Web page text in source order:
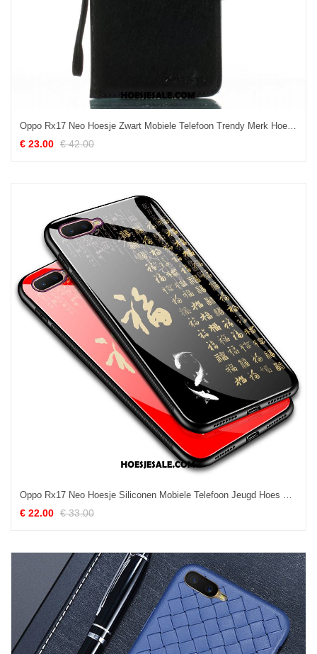
Oppo Rx17 Neo Hoesje Zwart Mobiele Telefoon Trendy Merk Hoes Winterslaap Winkel
€ 23.00 € 42.00
Oppo Rx17 Neo Hoesje Siliconen Mobiele Telefoon Jeugd Hoes Trend Sale
€ 22.00 € 33.00